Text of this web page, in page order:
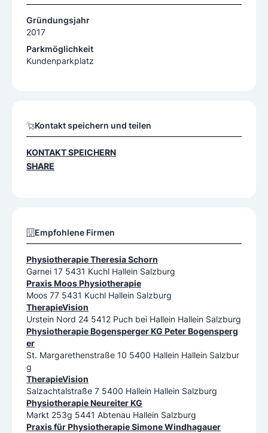
Gründungsjahr
2017
Parkmöglichkeit
Kundenparkplatz
Kontakt speichern und teilen
KONTAKT SPEICHERN
SHARE
Empfohlene Firmen
Physiotherapie Theresia Schorn
Garnei 17 5431 Kuchl Hallein Salzburg
Praxis Moos Physiotherapie
Moos 77 5431 Kuchl Hallein Salzburg
TherapieVision
Urstein Nord 24 5412 Puch bei Hallein Hallein Salzburg
Physiotherapie Bogensperger KG Peter Bogensperg
er
St. Margarethenstraße 10 5400 Hallein Hallein Salzbur
g
TherapieVision
Salzachtalstraße 7 5400 Hallein Hallein Salzburg
Physiotherapie Neureiter KG
Markt 253g 5441 Abtenau Hallein Salzburg
Praxis für Physiotherapie Simone Windhagauer